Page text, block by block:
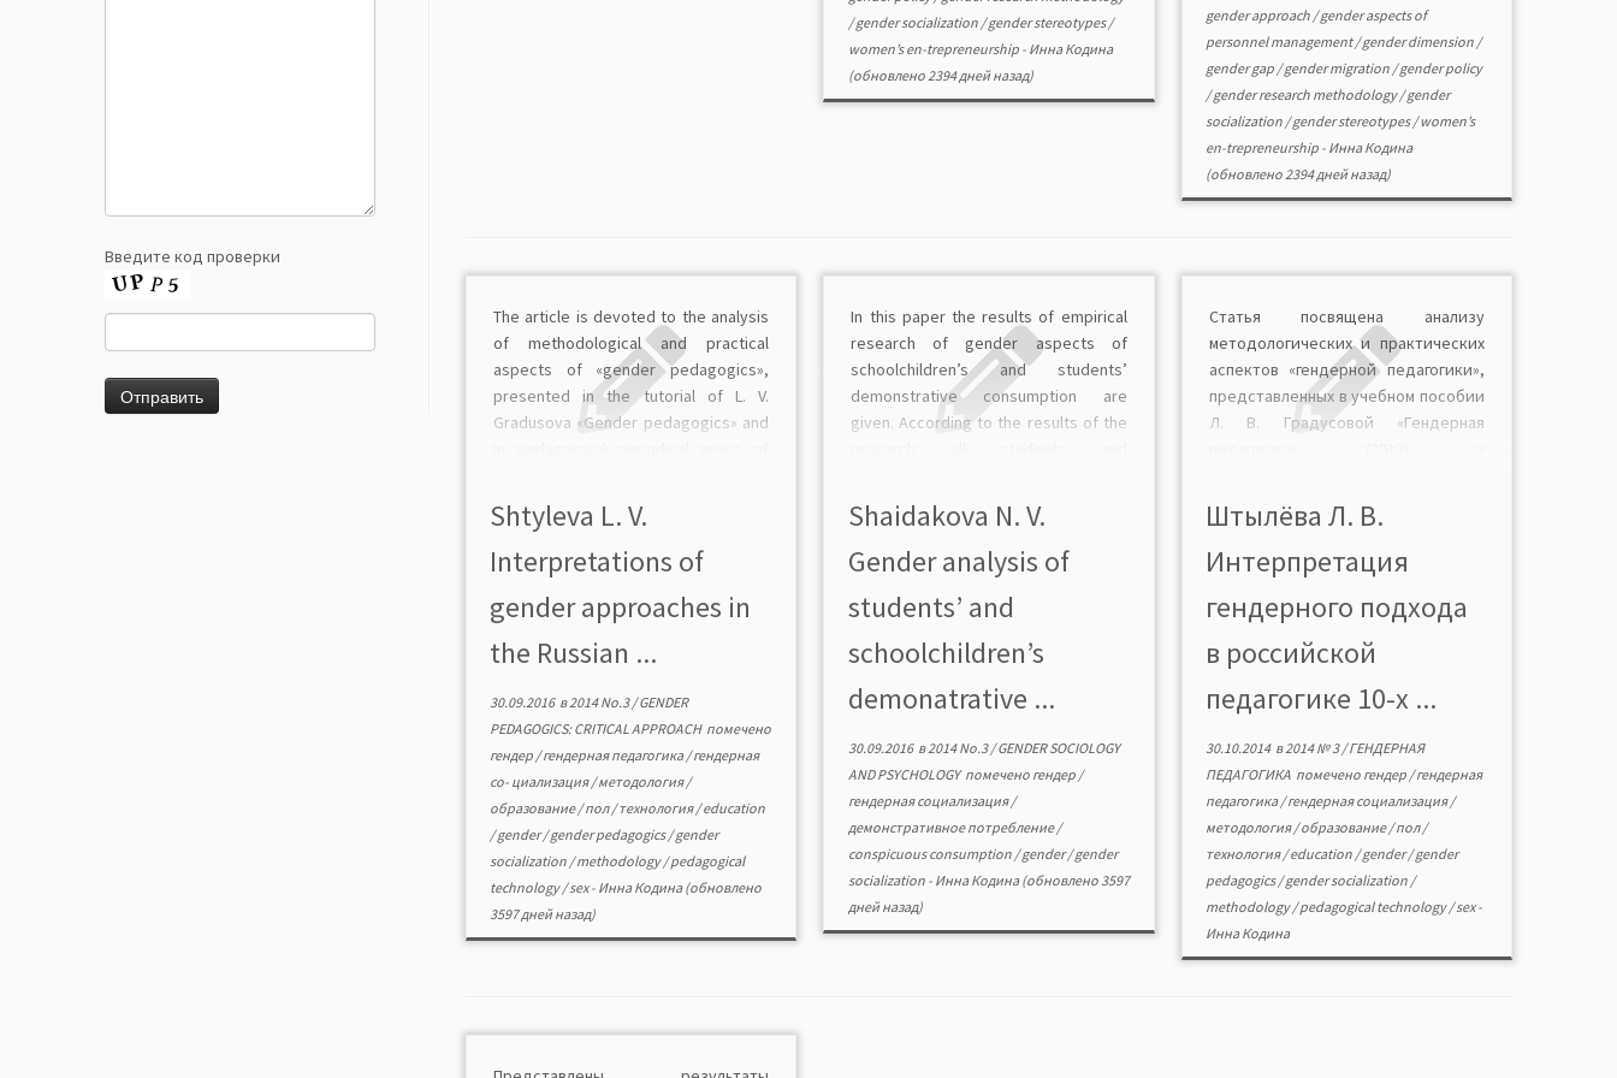
Введите код проверки
/gender socialization /gender stereotypes/
women’s en-trepreneurship - Инна Кодина
(обновлено 2394 дней назад)
gender approach /gender aspects of
personnel management/gender dimension /
gender gap /gender migration /gender policy
/gender research methodology/gender
socialization /gender stereotypes/women’s
en-trepreneurship - Инна Кодина
(обновлено 2394 дней назад)
The article is devoted to the analysis
of methodological and practical
aspects of «gender pedagogics»,
presented in the tutorial of L. V.
Gradusova «Gender pedagogics» and
the conclusion that the pedagogical
ideas and techniques offered by the
«Gender pedagogics», reproduce,
construct […]
Shtyleva L. V.
Interpretations of
gender approaches in
the Russian ...
30.09.2016в2014 No.3/GENDER
PEDAGOGICS: CRITICAL APPROACH помечено
гендер /гендерная педагогика/гендерная
со- циализация/методология/
образование/пол/технология/education
/gender/gender pedagogics/gender
socialization /methodology/pedagogical
technology/sex- Инна Кодина(обновлено
3597 дней назад)
In this paper the results of empirical
research of gender aspects of
schoolchildren’s and students’
demonstrative consumption are
given. According to the results of the
conspicuous consumption, but it has
different content. The results of the
research allow asserting that
conspicuous consumption […]
Shaidakova N. V.
Gender analysis of
students’ and
schoolchildren’s
demonatrative ...
30.09.2016в2014 No.3/GENDER SOCIOLOGY
AND PSYCHOLOGYпомечено гендер /
гендерная социализация/
демонстративное потребление/
conspicuous consumption /gender/gender
socialization - Инна Кодина(обновлено 3597
дней назад)
Статья посвящена анализу
методологических и практических
аспектов «гендерной педагогики»,
представленных в учебном пособии
Л. В. Градусовой «Гендерная
2013 гг. Обоснован вывод, что
предлагаемые авторами
«гендерной педагогики» идеи и
технологии воспроизводят,
конструируют и укореняют в
традиционные гендерные
стереотипы обыденного сознания,
не соответствуют целям
воспитания […]
Штылёва Л. В.
Интерпретация
гендерного подхода
в российской
педагогике 10-х ...
30.10.2014в2014 № 3/ГЕНДЕРНАЯ
ПЕДАГОГИКА помечено гендер /гендерная
педагогика/гендерная социализация/
методология/образование/пол/
технология/education /gender/gender
pedagogics/gender socialization /
methodology/pedagogical technology/sex-
Инна Кодина